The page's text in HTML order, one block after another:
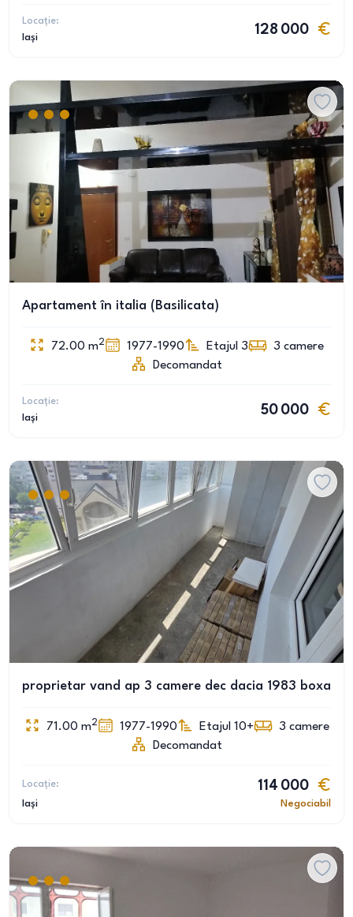
Locație:
Iași
128 000
Apartament în italia (Basilicata)
72.00 m2 1977-1990 Etajul 3 3 camere
Decomandat
Locație:
Iași
50 000
proprietar vand ap 3 camere dec dacia 1983 boxa
71.00 m2 1977-1990 Etajul 10+ 3 camere
Decomandat
Locație:
Iași
114 000
Negociabil